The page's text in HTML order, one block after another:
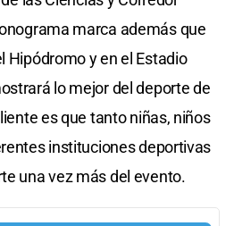
marca además que
Hipódromo y en el Estadio
lo mejor del deporte de
es que tanto niñas, niños
instituciones deportivas
una vez más del evento.